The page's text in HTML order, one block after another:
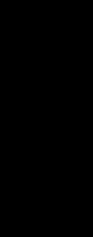
instructions